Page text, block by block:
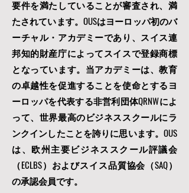
要件を満たしていることが審査され、満
たされています。OUSはヨーロッパ初のバ
ーチャル・アカデミーであり、スイス連
邦知的財産庁によってスイスで登録商標
となっています。当アカデミーは、教育
の卓越性を促進することを使命とするヨ
ーロッパを代表する非営利団体QRNWによ
って、 世界最高のビジネススクールにラ
ンクインしたことを誇りに思います。OUS
は、欧州主要ビジネススクール評議会
（ECLBS） およびスイス品質協会（SAQ）
の承認会員です。